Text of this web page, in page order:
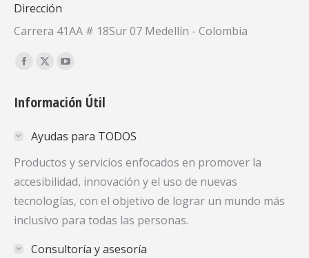
Dirección
Carrera 41AA # 18Sur 07 Medellín - Colombia
Encuéntranos en:
Facebook
opens
new
window
X
opens
new
window
YouTube
opens
new
window
Información Útil
Ayudas para TODOS
Productos y servicios enfocados en promover la
accesibilidad, innovación y el uso de nuevas
tecnologías, con el objetivo de lograr un mundo más
inclusivo para todas las personas.
Consultoría y asesoría